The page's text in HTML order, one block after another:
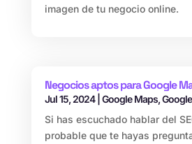
imagen de tu negocio online.
Negocios aptos para Google
Jul 15, 2024| Google Maps,
Si has escuchado hablar del
probable que te hayas